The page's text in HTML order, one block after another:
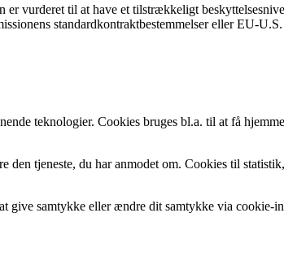
vurderet til at have et tilstrækkeligt
standardkontraktbestemmelser eller EU-
teknologier. Cookies bruges bl.a. til at få
tjeneste, du har anmodet om. Cookies til
samtykke eller ændre dit samtykke via cookie-